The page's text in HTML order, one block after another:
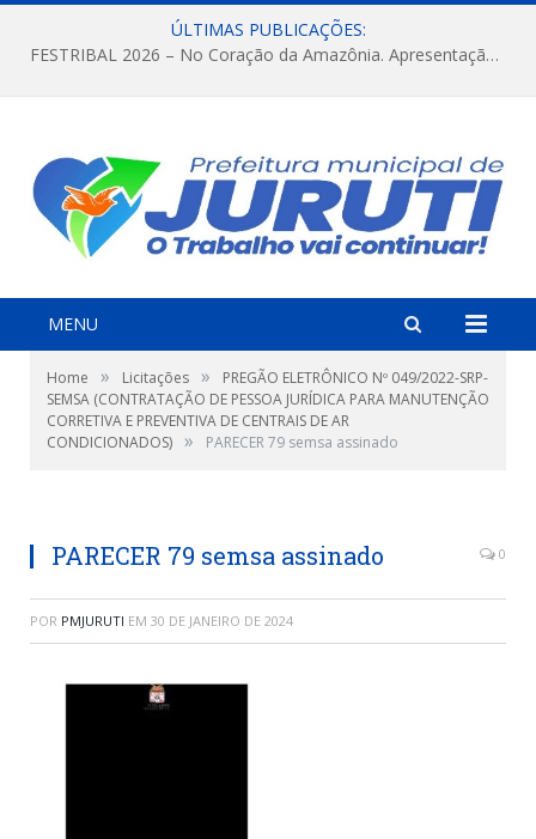
ÚLTIMAS PUBLICAÇÕES:
FESTRIBAL 2026 – No Coração da Amazônia. Apresentação da Munduruku.
MENU
Home » Licitações »
PREGÃO ELETRÔNICO Nº 049/2022-SRP-
SEMSA (CONTRATAÇÃO DE PESSOA JURÍDICA PARA MANUTENÇÃO
CORRETIVA E PREVENTIVA DE CENTRAIS DE AR
CONDICIONADOS) » PARECER 79 semsa assinado
PARECER 79 semsa assinado 0
POR PMJURUTI EM 30 DE JANEIRO DE 2024